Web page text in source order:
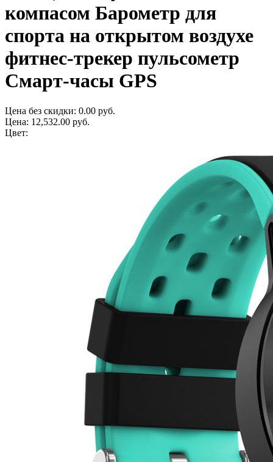
компасом Барометр для
спорта на открытом воздухе
фитнес-трекер пульсометр
Смарт-часы GPS
Цена без скидки: 0.00 руб.
Цена: 12,532.00 руб.
Цвет: